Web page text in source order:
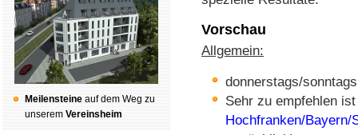
Mei­len­stei­ne auf dem Weg zu
un­se­rem Ver­eins­heim
Vorschau
Allgemein:
donnerstags/
Sehr zu empfehlen
Hochfranken/Bayern/